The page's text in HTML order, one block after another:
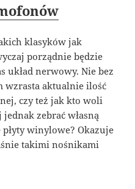
klasyków jak
porządnie będzie
układ nerwowy. Nie bez
wzrasta aktualnie ilość
czy też jak kto woli
zebrać własną
winylowe? Okazuje
takimi nośnikami